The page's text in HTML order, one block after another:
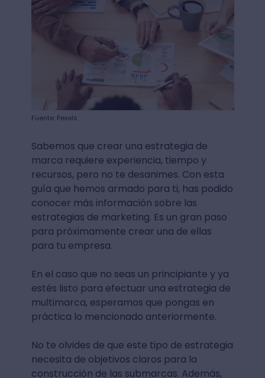
Fuente: Pexels
Sabemos que crear una estrategia de
marca requiere experiencia, tiempo y
recursos, pero no te desanimes. Con esta
guía que hemos armado para ti, has podido
conocer más información sobre las
estrategias de marketing. Es un gran paso
para próximamente crear una de ellas
para tu empresa.
En el caso que no seas un principiante y ya
estés listo para efectuar una estrategia de
multimarca, esperamos que pongas en
práctica lo mencionado anteriormente.
No te olvides de que este tipo de estrategia
necesita de objetivos claros para la
construcción de las submarcas. Además,